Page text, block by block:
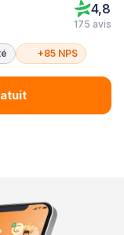
4,8
175 avis
+85 NPS